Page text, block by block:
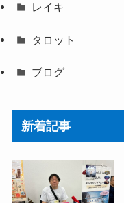
レイキ
タロット
ブログ
新着記事